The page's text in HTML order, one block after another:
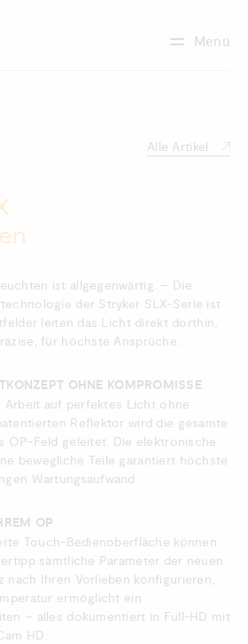
Menü
Alle Artikel
ist allgegenwärtig. – Die
der Stryker SLX-Serie ist
leiten das Licht direkt dorthin,
für höchste Ansprüche.
OHNE KOMPROMISSE
Arbeit auf perfektes Licht ohne
Reflektor wird die gesamte
OP-Feld geleitet. Die elektronische
bewegliche Teile garantiert höchste
Wartungsaufwand.
OP
Touch-Bedienoberfläche können
sämtliche Parameter der neuen
nach Ihren Vorlieben konfigurieren,
ermöglicht ein
– alles dokumentiert in Full-HD mit
HD.